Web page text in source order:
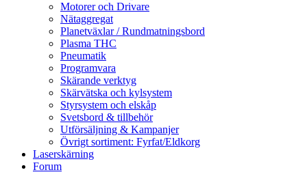
Motorer och Drivare
Nätaggregat
Planetväxlar / Rundmatningsbord
Plasma THC
Pneumatik
Programvara
Skärande verktyg
Skärvätska och kylsystem
Styrsystem och elskåp
Svetsbord & tillbehör
Utförsäljning & Kampanjer
Övrigt sortiment: Fyrfat/Eldkorg
Laserskärning
Forum